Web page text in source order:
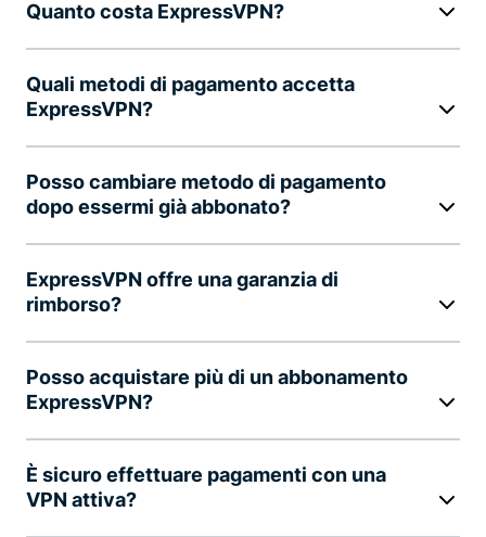
Quanto costa ExpressVPN?
Quali metodi di pagamento accetta
ExpressVPN?
Posso cambiare metodo di pagamento
dopo essermi già abbonato?
ExpressVPN offre una garanzia di
rimborso?
Posso acquistare più di un abbonamento
ExpressVPN?
È sicuro effettuare pagamenti con una
VPN attiva?